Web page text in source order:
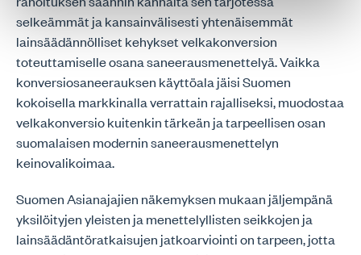
selkeämmät ja kansainvälisesti yhtenäisemmät
lainsäädännölliset kehykset velkakonversion
toteuttamiselle osana saneerausmenettelyä. Vaikka
konversiosaneerauksen käyttöala jäisi Suomen
kokoisella markkinalla verrattain rajalliseksi, muodostaa
velkakonversio kuitenkin tärkeän ja tarpeellisen osan
suomalaisen modernin saneerausmenettelyn
keinovalikoimaa.
Suomen Asianajajien näkemyksen mukaan jäljempänä
yksilöityjen yleisten ja menettelyllisten seikkojen ja
lainsäädäntöratkaisujen jatkoarviointi on tarpeen, jotta